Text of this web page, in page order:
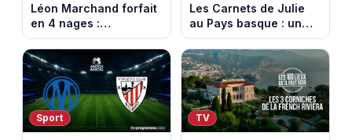
Léon Marchand forfait
en 4 nages :
découvrez son
programme de nage
aux Championnats
d'Europe
Les Carnets de Julie
au Pays basque : un
banquet au sommet de
la Rhune
Sport TV